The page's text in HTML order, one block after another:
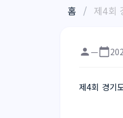
홈 / 제4회
—
제4회 경기